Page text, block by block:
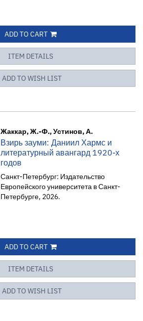
ADD TO CART
ITEM DETAILS
ADD TO WISH LIST
Жаккар, Ж.-Ф., Устинов, А.
Взирь зауми: Даниил Хармс и
литературный авангард 1920-х
годов
Санкт-Петербург: Издательство
Европейского университета в Санкт-
Петербурге, 2026.
ADD TO CART
ITEM DETAILS
ADD TO WISH LIST